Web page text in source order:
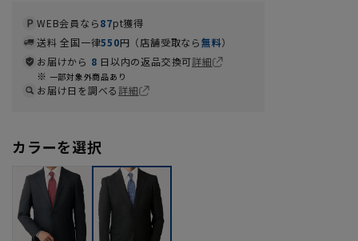
WEB会員なら87pt獲得
送料 全国一律550円（店舗受取なら無料）
お届けから 8 日以内の返品交換可詳細
一部対象外商品あり
お届け日を調べる詳細
カラーを選択